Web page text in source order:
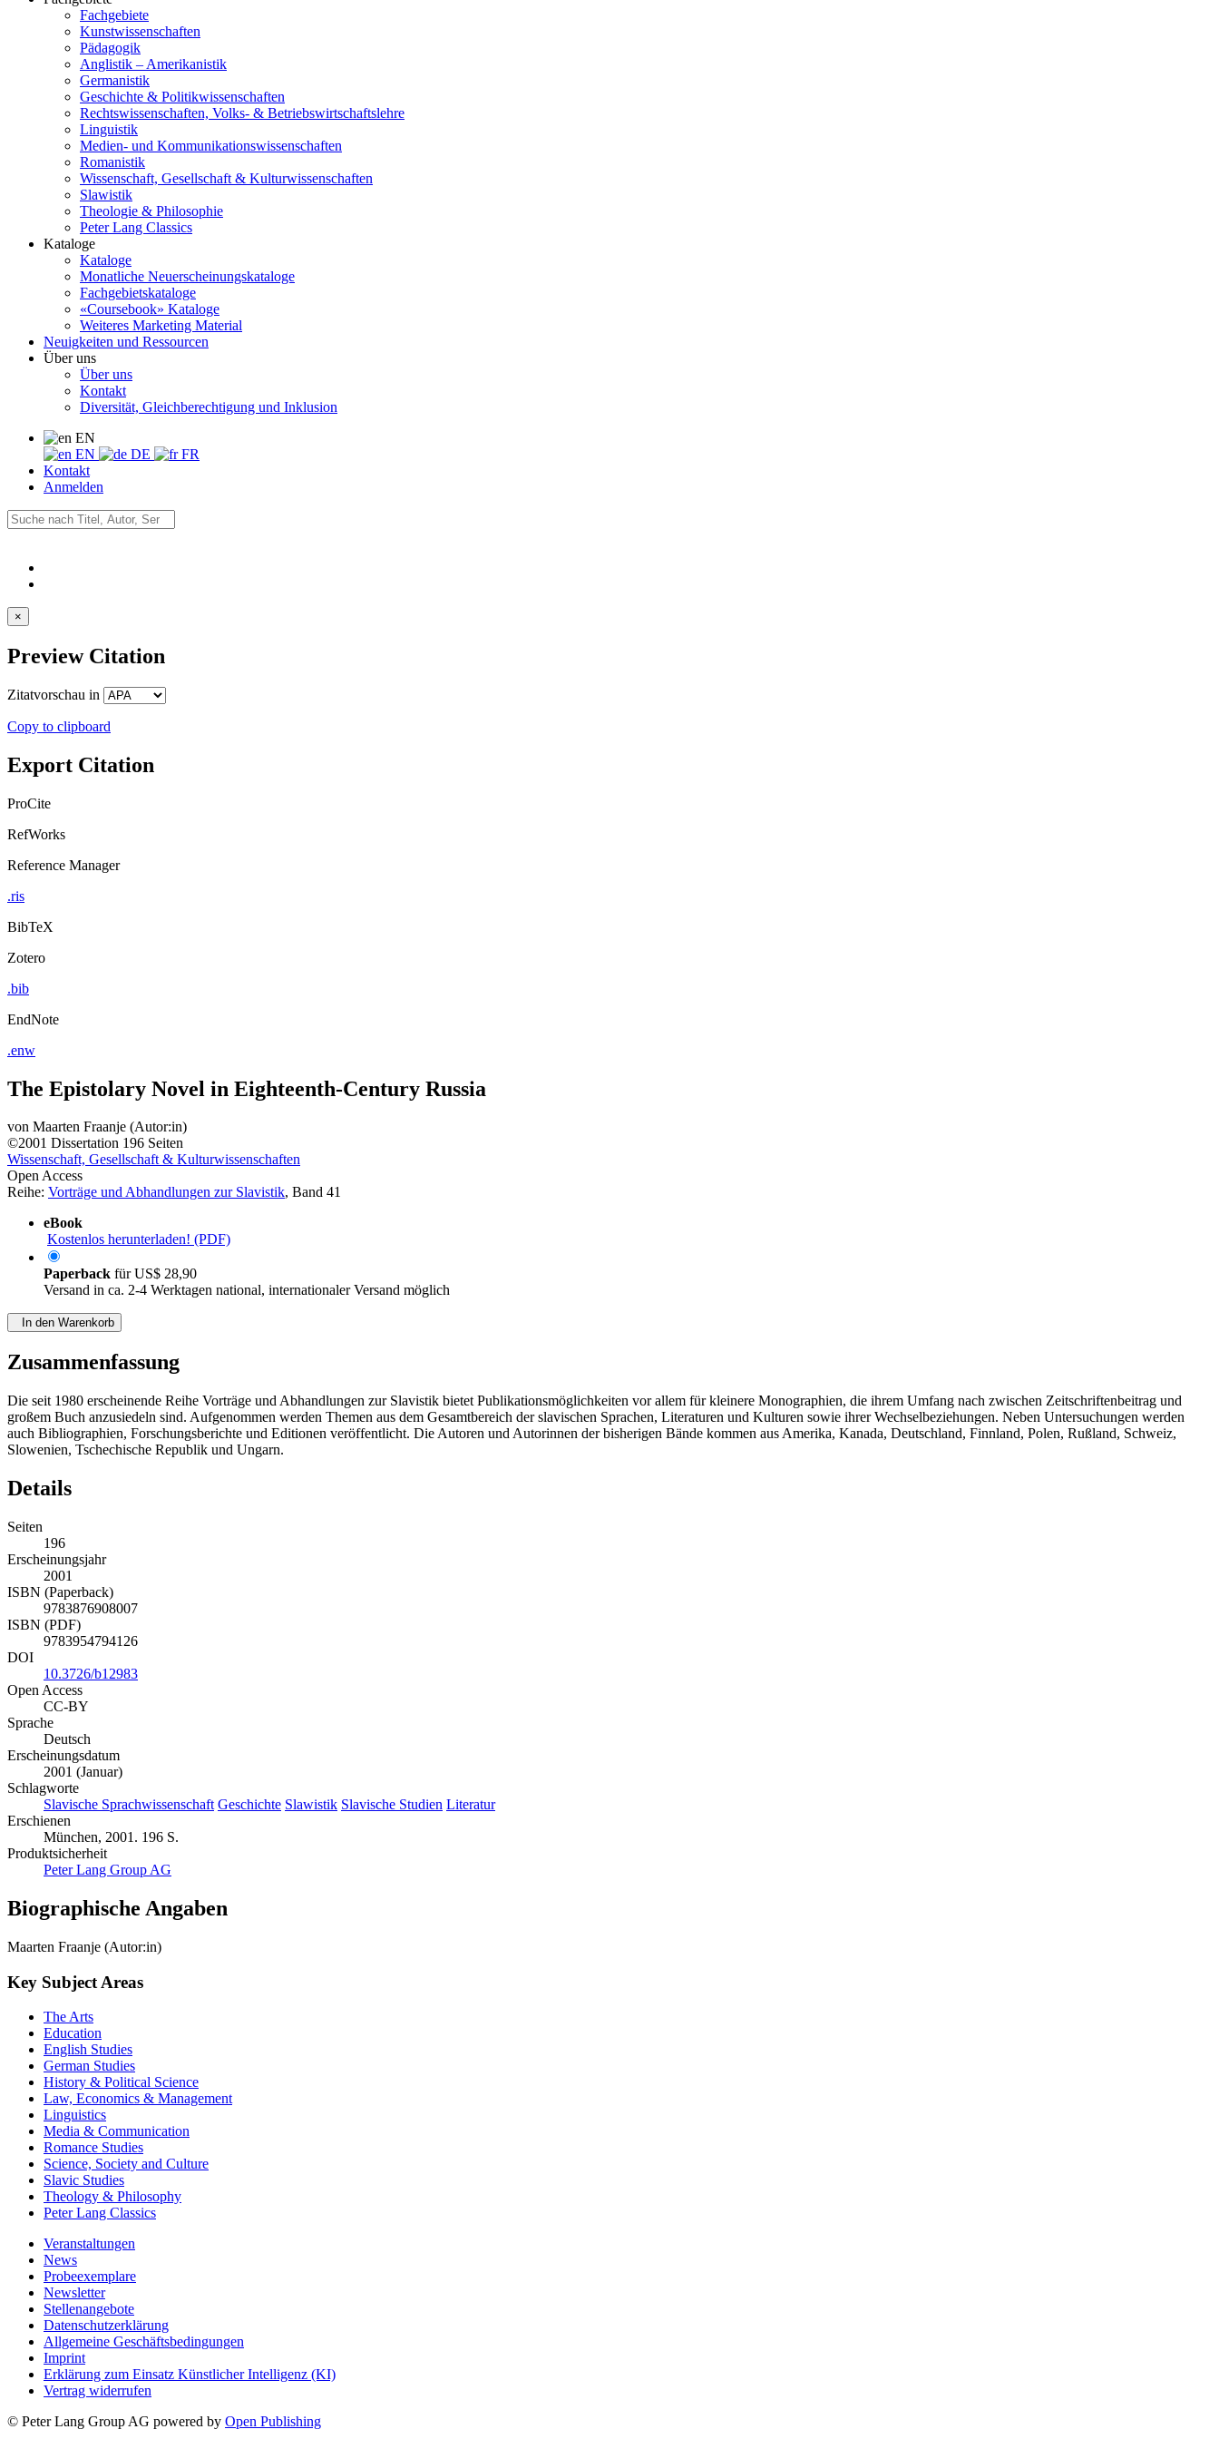
Fachgebiete
Kunstwissenschaften
Pädagogik
Anglistik – Amerikanistik
Germanistik
Geschichte & Politikwissenschaften
Rechtswissenschaften, Volks- & Betriebswirtschaftslehre
Linguistik
Medien- und Kommunikationswissenschaften
Romanistik
Wissenschaft, Gesellschaft & Kulturwissenschaften
Slawistik
Theologie & Philosophie
Peter Lang Classics
Kataloge
Kataloge
Monatliche Neuerscheinungskataloge
Fachgebietskataloge
«Coursebook» Kataloge
Weiteres Marketing Material
Neuigkeiten und Ressourcen
Über uns
Über uns
Kontakt
Diversität, Gleichberechtigung und Inklusion
EN
EN
DE
FR
Kontakt
Anmelden
×
Preview Citation
Zitatvorschau in
Copy to clipboard
Export Citation
ProCite
RefWorks
Reference Manager
.ris
BibTeX
Zotero
.bib
EndNote
.enw
The Epistolary Novel in Eighteenth-Century Russia
von Maarten Fraanje (Autor:in)
©2001 Dissertation 196 Seiten
Wissenschaft, Gesellschaft & Kulturwissenschaften
Open Access
Reihe: Vorträge und Abhandlungen zur Slavistik, Band 41
eBook
Kostenlos herunterladen! (PDF)
Paperback fürUS$ 28,90
Versand in ca. 2-4 Werktagen national, internationaler Versand möglich
In den Warenkorb
Zusammenfassung
Die seit 1980 erscheinende Reihe Vorträge und Abhandlungen zur Slavistik bietet Publikationsmöglichkeiten vor allem für kleinere Monographien, die ihrem Umfang nach zwischen Zeitschriftenbeitrag und
großem Buch anzusiedeln sind. Aufgenommen werden Themen aus dem Gesamtbereich der slavischen Sprachen, Literaturen und Kulturen sowie ihrer Wechselbeziehungen. Neben Untersuchungen werden
auch Bibliographien, Forschungsberichte und Editionen veröffentlicht. Die Autoren und Autorinnen der bisherigen Bände kommen aus Amerika, Kanada, Deutschland, Finnland, Polen, Rußland, Schweiz,
Slowenien, Tschechische Republik und Ungarn.
Details
Seiten
196
Erscheinungsjahr
2001
ISBN (Paperback)
9783876908007
ISBN (PDF)
9783954794126
DOI
10.3726/b12983
Open Access
CC-BY
Sprache
Deutsch
Erscheinungsdatum
2001 (Januar)
Schlagworte
Slavische Sprachwissenschaft Geschichte Slawistik Slavische Studien Literatur
Erschienen
München, 2001. 196 S.
Produktsicherheit
Peter Lang Group AG
Biographische Angaben
Maarten Fraanje (Autor:in)
Key Subject Areas
The Arts
Education
English Studies
German Studies
History & Political Science
Law, Economics & Management
Linguistics
Media & Communication
Romance Studies
Science, Society and Culture
Slavic Studies
Theology & Philosophy
Peter Lang Classics
Veranstaltungen
News
Probeexemplare
Newsletter
Stellenangebote
Datenschutzerklärung
Allgemeine Geschäftsbedingungen
Imprint
Erklärung zum Einsatz Künstlicher Intelligenz (KI)
Vertrag widerrufen
© Peter Lang Group AG powered by Open Publishing